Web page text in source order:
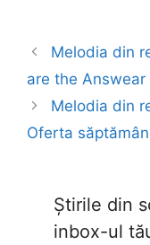
Melodia din
are the
Melodia din
Oferta
Știrile din
inbox-ul